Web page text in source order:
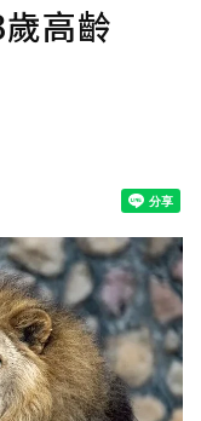
高齡